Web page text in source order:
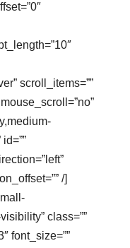
scroll_items=””
/]
class=””
font_size=””